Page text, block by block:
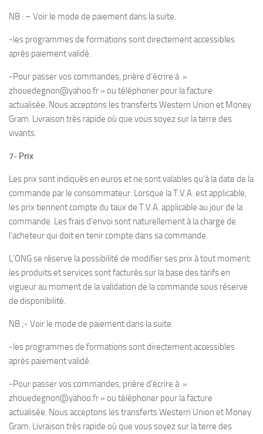
NB : – Voir le mode de paiement dans la suite.
-les programmes de formations sont directement accessibles
après paiement validé.
-Pour passer vos commandes, prière d’écrire à »
zhouedegnon@yahoo.fr » ou téléphoner pour la facture
actualisée. Nous acceptons les transferts Western Union et Money
Gram. Livraison très rapide où que vous soyez sur la terre des
vivants.
7- Prix
Les prix sont indiqués en euros et ne sont valables qu’à la date de la
commande par le consommateur. Lorsque la T.V.A. est applicable,
les prix tiennent compte du taux de T.V.A. applicable au jour de la
commande. Les frais d’envoi sont naturellement à la charge de
l’acheteur qui doit en tenir compte dans sa commande.
L’ONG se réserve la possibilité de modifier ses prix à tout moment:
les produits et services sont facturés sur la base des tarifs en
vigueur au moment de la validation de la commande sous réserve
de disponibilité.
NB ;- Voir le mode de paiement dans la suite.
-les programmes de formations sont directement accessibles
après paiement validé.
-Pour passer vos commandes, prière d’écrire à »
zhouedegnon@yahoo.fr » ou téléphoner pour la facture
actualisée. Nous acceptons les transferts Western Union et Money
Gram. Livraison très rapide où que vous soyez sur la terre des